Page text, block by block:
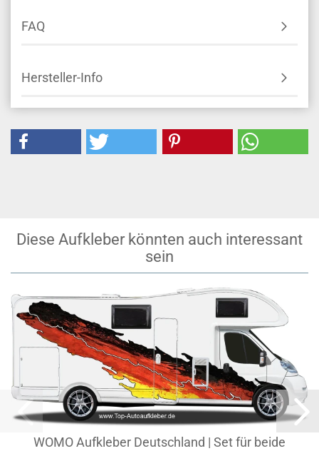
FAQ
Hersteller-Info
Diese Aufkleber könnten auch interessant
sein
WOMO Aufkleber Deutschland | Set für beide